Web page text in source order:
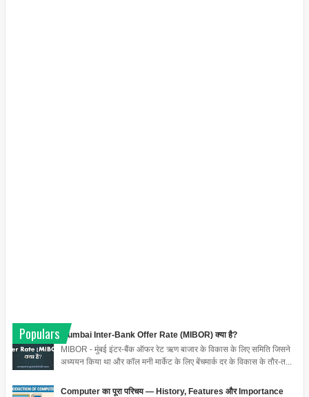
Populars
Mumbai Inter-Bank Offer Rate (MIBOR) क्या है?
MIBOR - मुंबई इंटर-बैंक ऑफर रेट ऋण बाजार के विकास के लिए समिति जिसने
अध्ययन किया था और कॉल मनी मार्केट के लिए बेंचमार्क दर के विकास के तौर-त...
Computer का पूरा परिचय — History, Features और Importance